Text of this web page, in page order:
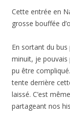
Cette entrée en
grosse bouffée
En sortant du
minuit, je
pu être
tente derrière
laissé. C’est
partageant nos